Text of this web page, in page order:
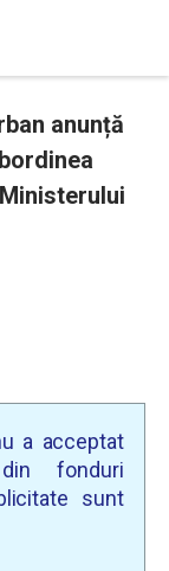
anunță
a acceptat
fonduri
sunt